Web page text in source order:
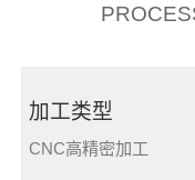
加工类型
CNC高精密加工